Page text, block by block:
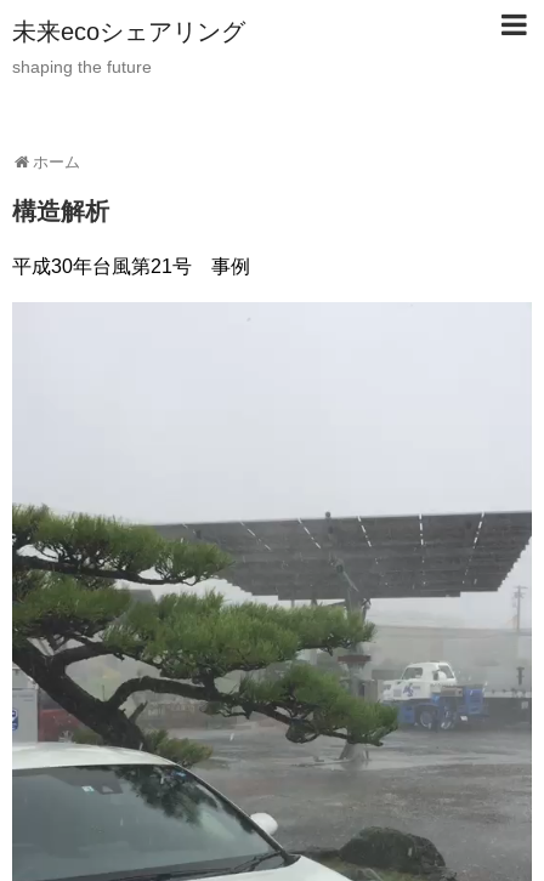
未来ecoシェアリング
shaping the future
ホーム
構造解析
平成30年台風第21号 事例